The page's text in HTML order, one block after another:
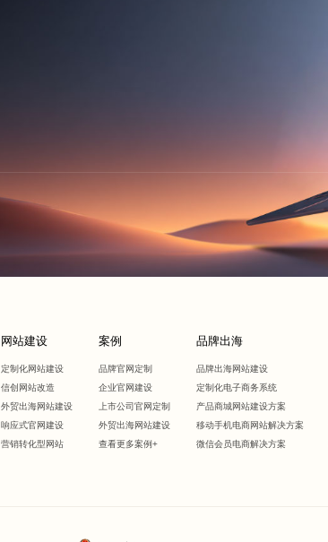
网站建设
定制化网站建设
信创网站改造
外贸出海网站建设
响应式官网建设
营销转化型网站
案例
品牌官网定制
企业官网建设
上市公司官网定制
外贸出海网站建设
查看更多案例+
品牌出海
品牌出海网站建设
定制化电子商务系统
产品商城网站建设方案
移动手机电商网站解决方案
微信会员电商解决方案